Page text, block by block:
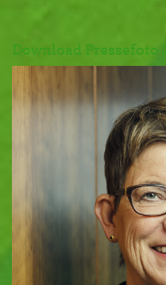
Download Pressefoto 2